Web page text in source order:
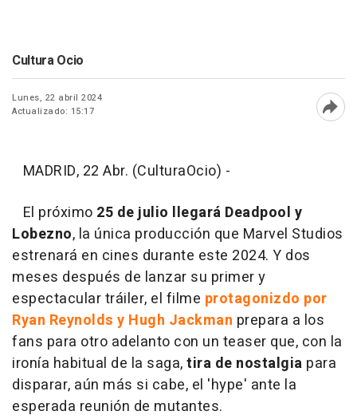
Cultura Ocio
Lunes, 22 abril 2024
Actualizado: 15:17
MADRID, 22 Abr. (CulturaOcio) -
El próximo 25 de julio llegará Deadpool y
Lobezno, la única producción que Marvel Studios
estrenará en cines durante este 2024. Y dos
meses después de lanzar su primer y
espectacular tráiler, el filme protagonizdo por
Ryan Reynolds y Hugh Jackman prepara a los
fans para otro adelanto con un teaser que, con la
ironía habitual de la saga,tira de nostalgia para
disparar, aún más si cabe, el 'hype' ante la
esperada reunión de mutantes.